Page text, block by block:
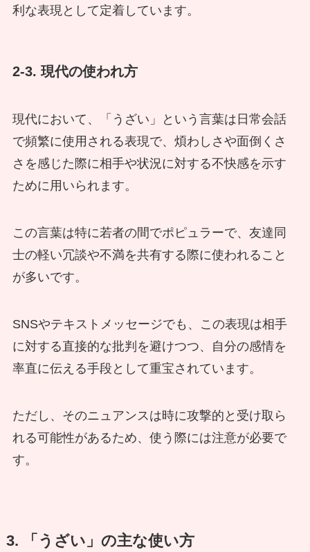
利な表現として定着しています。
2-3. 現代の使われ方
現代において、「うざい」という言葉は日常会話
で頻繁に使用される表現で、煩わしさや面倒くさ
さを感じた際に相手や状況に対する不快感を示す
ために用いられます。
この言葉は特に若者の間でポピュラーで、友達同
士の軽い冗談や不満を共有する際に使われること
が多いです。
SNSやテキストメッセージでも、この表現は相手
に対する直接的な批判を避けつつ、自分の感情を
率直に伝える手段として重宝されています。
ただし、そのニュアンスは時に攻撃的と受け取ら
れる可能性があるため、使う際には注意が必要で
す。
3. 「うざい」の主な使い方